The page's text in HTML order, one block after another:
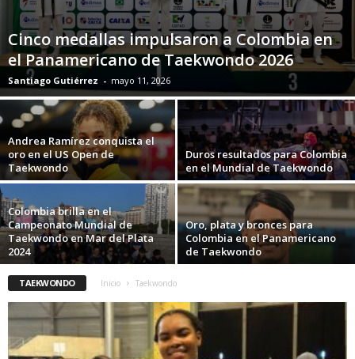
Cinco medallas impulsaron a Colombia en
el Panamericano de Taekwondo 2026
Santiago Gutiérrez - mayo 11, 2026
Andrea Ramírez conquista el
oro en el US Open de
Taekwondo
Duros resultados para Colombia
en el Mundial de Taekwondo
Colombia brilla en el
Campeonato Mundial de
Taekwondo en Mar del Plata
2024
Oro, plata y bronces para
Colombia en el Panamericano
de Taekwondo
TAEKWONDO Inicio Taekwondo